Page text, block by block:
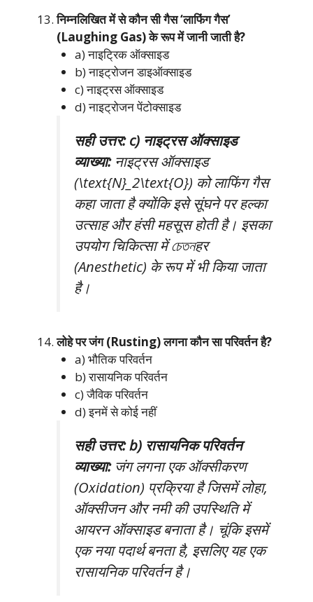
निम्नलिखित में से कौन सी गैस ‘लाफिंग गैस’
(Laughing Gas) के रूप में जानी जाती है?
a) नाइट्रिक ऑक्साइड
b) नाइट्रोजन डाइऑक्साइड
c) नाइट्रस ऑक्साइड
d) नाइट्रोजन पेंटोक्साइड
सही उत्तर: c) नाइट्रस ऑक्साइड
व्याख्या:नाइट्रस ऑक्साइड
(\text{N}_2\text{O}) को लाफिंग गैस
कहा जाता है क्योंकि इसे सूंघने पर हल्का
उत्साह और हंसी महसूस होती है। इसका
उपयोग चिकित्सा में চেতনहर
(Anesthetic) के रूप में भी किया जाता
है।
लोहे पर जंग (Rusting) लगना कौन सा परिवर्तन है?
a) भौतिक परिवर्तन
b) रासायनिक परिवर्तन
c) जैविक परिवर्तन
d) इनमें से कोई नहीं
सही उत्तर: b) रासायनिक परिवर्तन
व्याख्या:जंग लगना एक ऑक्सीकरण
(Oxidation) प्रक्रिया है जिसमें लोहा,
ऑक्सीजन और नमी की उपस्थिति में
आयरन ऑक्साइड बनाता है। चूंकि इसमें
एक नया पदार्थ बनता है, इसलिए यह एक
रासायनिक परिवर्तन है।